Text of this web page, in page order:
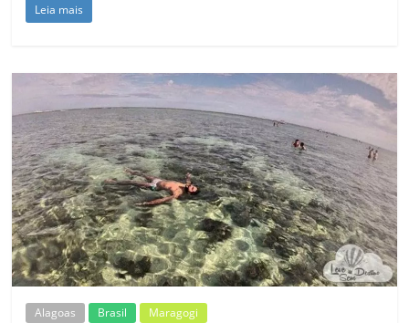
Leia mais
Alagoas Brasil Maragogi